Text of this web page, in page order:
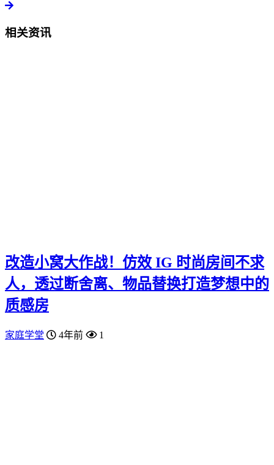
相关资讯
改造小窝大作战！仿效 IG 时尚房间不求
人，透过断舍离、物品替换打造梦想中的
质感房
家庭学堂 4年前 1